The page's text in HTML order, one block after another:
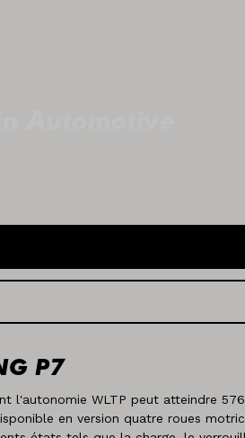
P7
l'autonomie WLTP peut atteindre
en version quatre roues